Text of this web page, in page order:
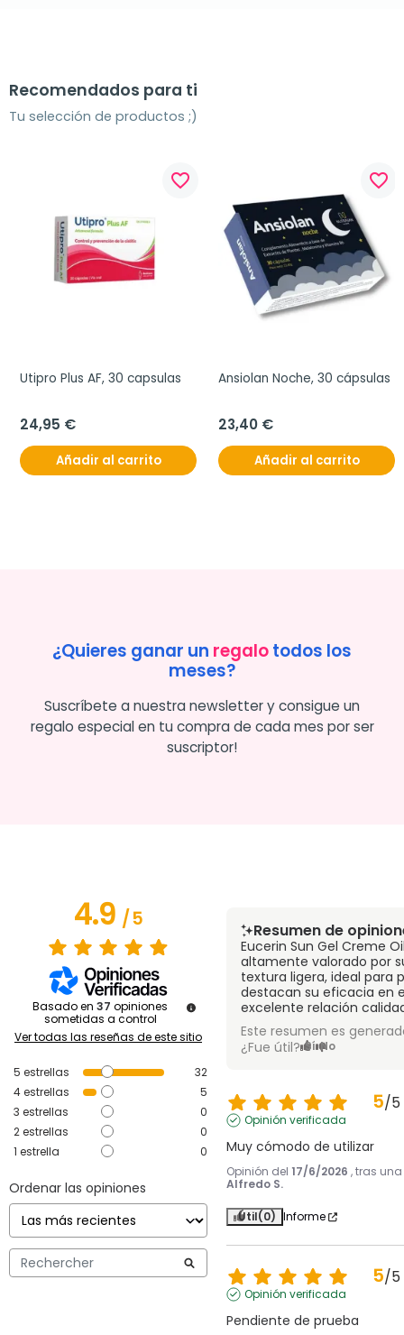
Recomendados para ti
Tu selección de productos ;)
favorite_border
Utipro Plus AF, 30 capsulas
24,95 €
Añadir al carrito
favorite_border
Ansiolan Noche, 30 cápsulas
23,40 €
Añadir al carrito
¿Quieres ganar un regalotodos los
meses?
Suscríbete a nuestra newsletter y consigue un
regalo especial en tu compra de cada mes por ser
suscriptor!
4.9/5
Basado en 37 opiniones
sometidas a control
Ver todas las reseñas de este sitio
5 estrellas
32
4estrellas
5
3 estrellas
0
2estrellas
0
1 estrella 0
Ordenar las opiniones
Resumen de
Eucerin Sun Gel Creme
altamente valorado por
textura ligera, ideal para
destacan su eficacia en
excelente relación
Este resumen es
¿Fue útil? Sí No
5/5
Opinión verificada
Muy cómodo de utilizar
Opinión del 17/6/2026 , tras
Alfredo S.
Útil(0) Informe
5/5
Opinión verificada
Pendiente de prueba